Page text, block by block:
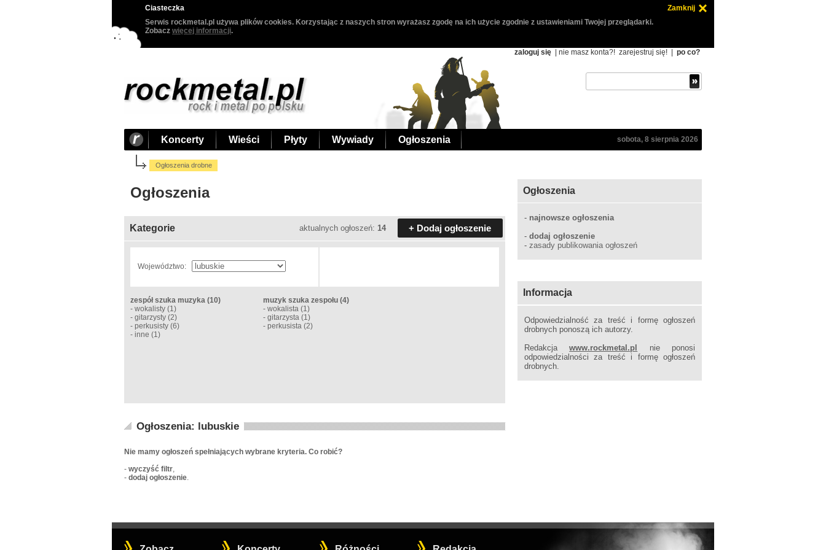
Ciasteczka
Zamknij
Serwis rockmetal.pl używa plików cookies. Korzystając z naszych stron wyrażasz zgodę na ich użycie zgodnie z ustawieniami Twojej przeglądarki.
Zobacz więcej informacji.
zaloguj się | nie masz konta?! zarejestruj się! po co?
Koncerty Wieści Płyty Wywiady Ogłoszenia sobota, 8 sierpnia 2026
Ogłoszenia drobne
Ogłoszenia
Kategorie aktualnych ogłoszeń: 14 + Dodaj ogłoszenie
Województwo:
zespół szuka muzyka(10)
- wokalisty(1)
- gitarzysty(2)
- perkusisty(6)
- inne (1)
muzyk szuka zespołu(4)
- wokalista(1)
- gitarzysta(1)
- perkusista(2)
Ogłoszenia: lubuskie
Nie mamy ogłoszeń spełniających wybrane kryteria. Co robić?
- wyczyść filtr,
- dodaj ogłoszenie.
Ogłoszenia
- najnowsze ogłoszenia
- dodaj ogłoszenie
- zasady publikowania ogłoszeń
Informacja
Odpowiedzialność za treść i formę ogłoszeń
drobnych ponoszą ich autorzy.
Redakcjawww.rockmetal.pl nie ponosi
odpowiedzialności za treść i formę ogłoszeń
drobnych.